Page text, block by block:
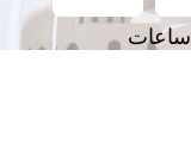
ساعات